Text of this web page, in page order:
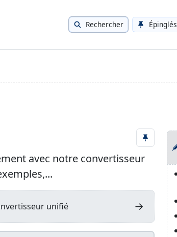
Rechercher Épinglés
avec notre convertisseur
unifié →